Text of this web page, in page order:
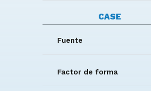
CASE
Fuente
Factor de forma